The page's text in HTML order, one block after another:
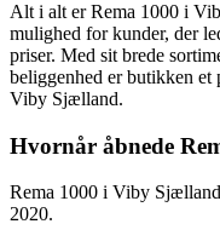
Alt i alt er Rema 1000 i
mulighed for kunder, der
priser. Med sit brede
beliggenhed er butikken
Viby Sjælland.
Hvornår åbnede
Rema 1000 i Viby
2020.